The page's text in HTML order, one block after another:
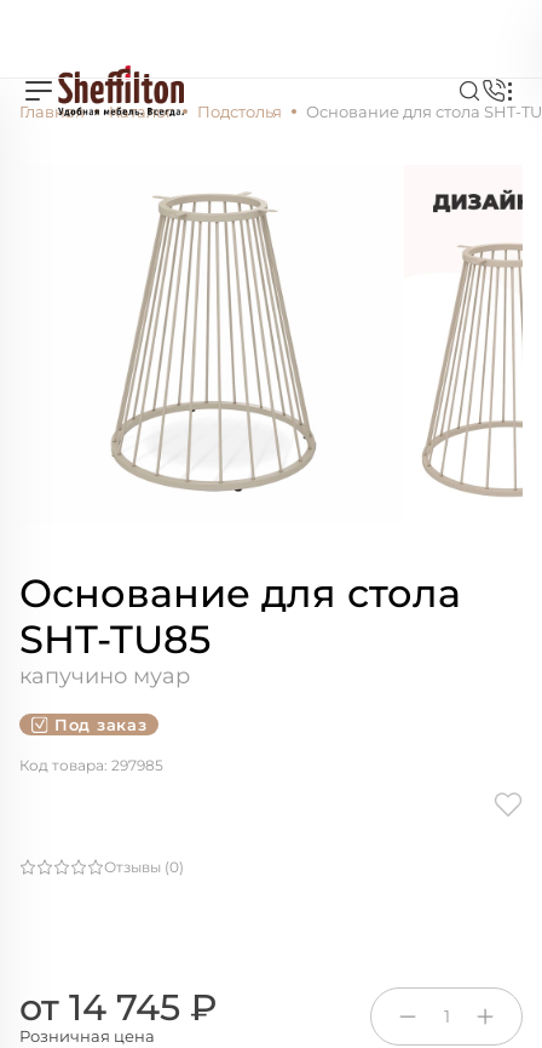
Главная Каталог Подстолья Основание для стола SHT-
Основание для стола
SHT-TU85
капучино муар
Под заказ
Отзывы (0)
Код товара: 297985
от 14 745 ₽
Розничная цена
1